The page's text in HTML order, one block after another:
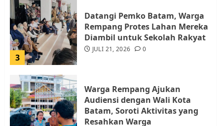
3
Datangi Pemko Batam, Warga
Rempang Protes Lahan Mereka
Diambil untuk Sekolah Rakyat
JULI 21, 2026 0
Warga Rempang Ajukan
Audiensi dengan Wali Kota
Batam, Soroti Aktivitas yang
Resahkan Warga